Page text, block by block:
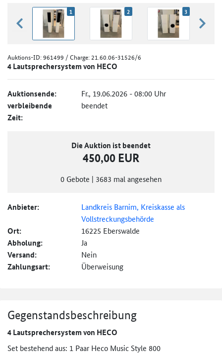
zurück blättern
1 2 3
Auktions-ID:961499 / Charge: 21.60.06-31526/6
4 Lautsprechersystem von HECO
Auktionsende: Fr., 19.06.2026 - 08:00 Uhr
verbleibende
Zeit:
beendet
Die Auktion ist beendet
450,00 EUR
0 Gebote | 3683 mal angesehen
Anbieter:
Landkreis Barnim, Kreiskasse als
Vollstreckungsbehörde
Ort: 16225 Eberswalde
Abholung: Ja
Versand: Nein
Zahlungsart: Überweisung
Gegenstandsbeschreibung
4 Lautsprechersystem von HECO
Set bestehend aus: 1 Paar Heco Music Style 800